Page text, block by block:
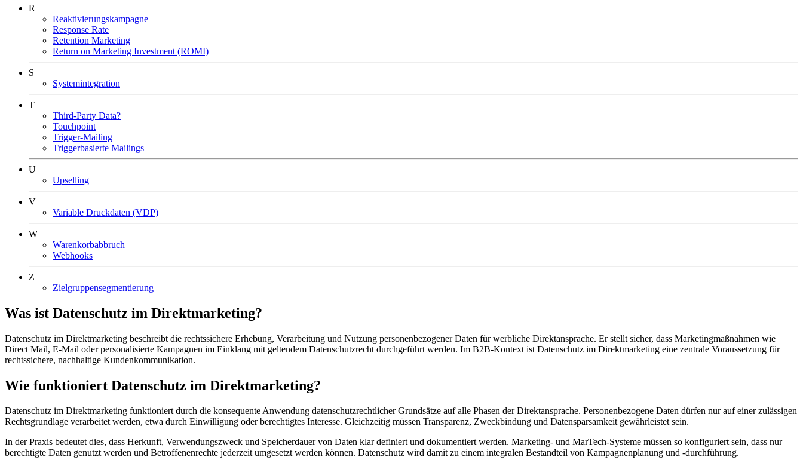
R
Reaktivierungskampagne
Response Rate
Retention Marketing
Return on Marketing Investment (ROMI)
S
Systemintegration
T
Third-Party Data?
Touchpoint
Trigger-Mailing
Triggerbasierte Mailings
U
Upselling
V
Variable Druckdaten (VDP)
W
Warenkorbabbruch
Webhooks
Z
Zielgruppensegmentierung
Was ist Datenschutz im Direktmarketing?
Datenschutz im Direktmarketing beschreibt die rechtssichere Erhebung, Verarbeitung und Nutzung personenbezogener Daten für werbliche Direktansprache. Er stellt sicher, dass Marketingmaßnahmen wie
Direct Mail, E-Mail oder personalisierte Kampagnen im Einklang mit geltendem Datenschutzrecht durchgeführt werden. Im B2B-Kontext ist Datenschutz im Direktmarketing eine zentrale Voraussetzung für
rechtssichere, nachhaltige Kundenkommunikation.
Wie funktioniert Datenschutz im Direktmarketing?
Datenschutz im Direktmarketing funktioniert durch die konsequente Anwendung datenschutzrechtlicher Grundsätze auf alle Phasen der Direktansprache. Personenbezogene Daten dürfen nur auf einer zulässigen
Rechtsgrundlage verarbeitet werden, etwa durch Einwilligung oder berechtigtes Interesse. Gleichzeitig müssen Transparenz, Zweckbindung und Datensparsamkeit gewährleistet sein.
In der Praxis bedeutet dies, dass Herkunft, Verwendungszweck und Speicherdauer von Daten klar definiert und dokumentiert werden. Marketing- und MarTech-Systeme müssen so konfiguriert sein, dass nur
berechtigte Daten genutzt werden und Betroffenenrechte jederzeit umgesetzt werden können. Datenschutz wird damit zu einem integralen Bestandteil von Kampagnenplanung und -durchführung.